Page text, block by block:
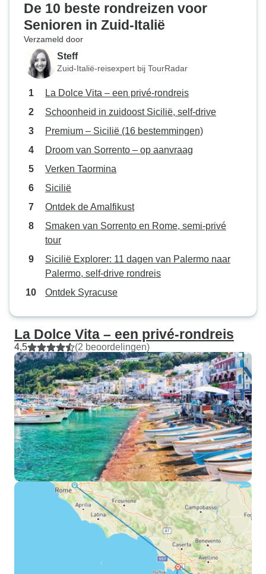
De 10 beste rondreizen voor
Senioren in Zuid-Italië
Verzameld door
Steff
Zuid-Italië-reisexpert bij TourRadar
La Dolce Vita – een privé-rondreis
Schoonheid in zuidoost Sicilië, self-drive
Premium – Sicilië (16 bestemmingen)
Droom van Sorrento – op aanvraag
Verken Taormina
Sicilië
Ontdek de Amalfikust
Smaken van Sorrento en Rome, semi-privé
tour
Sicilië Explorer: 11 dagen van Palermo naar
Palermo, self-drive rondreis
Ontdek Syracuse
La Dolce Vita – een privé-rondreis
4,5 (2 beoordelingen)